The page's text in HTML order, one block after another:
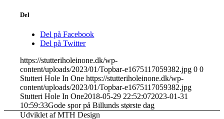
Del
Del på Facebook
Del på Twitter
https://stutteriholeinone.dk/wp-
content/uploads/2023/01/Topbar-e1675117059382.jpg 0 0
Stutteri Hole In One https://stutteriholeinone.dk/wp-
content/uploads/2023/01/Topbar-e1675117059382.jpg
Stutteri Hole In One2018-05-29 22:52:072023-01-31
10:59:33Gode spor på Billunds største dag
Udviklet af MTH Design